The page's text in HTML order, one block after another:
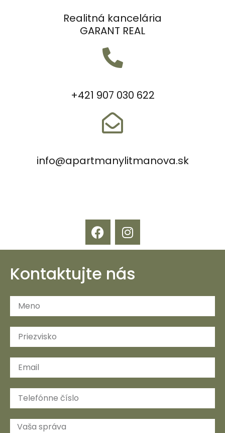
Realitná kancelária
GARANT REAL
+421 907 030 622
info@apartmanylitmanova.sk
Kontaktujte nás